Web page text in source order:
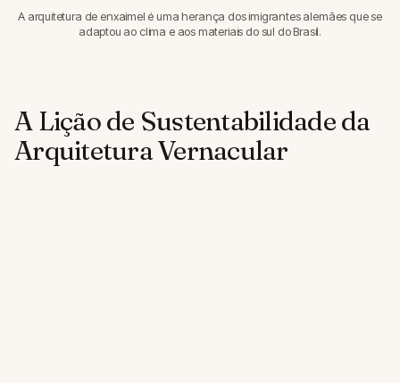
A arquitetura de enxaimel é uma herança dos imigrantes alemães que se
adaptou ao clima e aos materiais do sul do Brasil.
A Lição de Sustentabilidade da
Arquitetura Vernacular